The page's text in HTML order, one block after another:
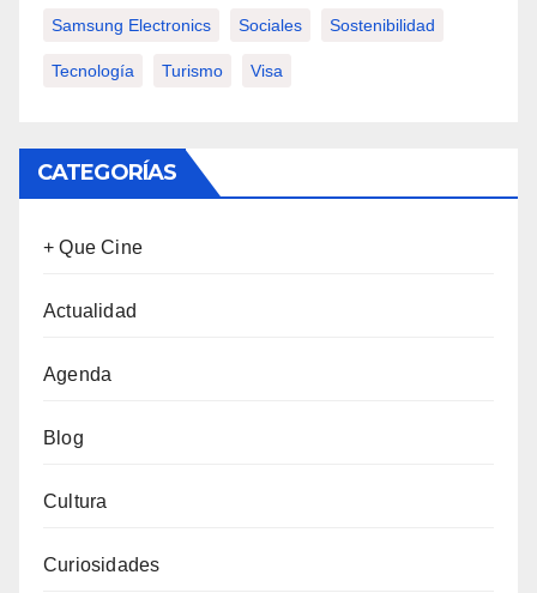
Samsung Electronics Sociales Sostenibilidad
Tecnología Turismo Visa
CATEGORÍAS
+ Que Cine
Actualidad
Agenda
Blog
Cultura
Curiosidades